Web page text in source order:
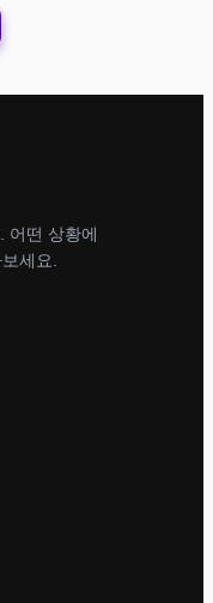
어떤 상황에
세요.